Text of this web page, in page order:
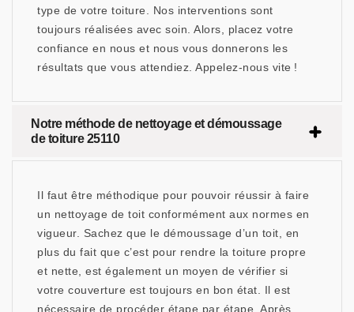
type de votre toiture. Nos interventions sont
toujours réalisées avec soin. Alors, placez votre
confiance en nous et nous vous donnerons les
résultats que vous attendiez. Appelez-nous vite !
Notre méthode de nettoyage et démoussage
de toiture 25110
Il faut être méthodique pour pouvoir réussir à faire
un nettoyage de toit conformément aux normes en
vigueur. Sachez que le démoussage d’un toit, en
plus du fait que c’est pour rendre la toiture propre
et nette, est également un moyen de vérifier si
votre couverture est toujours en bon état. Il est
nécessaire de procéder étape par étape. Après